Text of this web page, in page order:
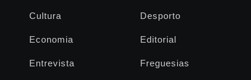
Cultura Desporto
Economia Editorial
Entrevista Freguesias